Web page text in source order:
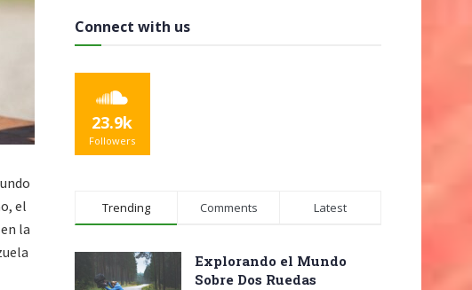
el
la
Connect with us
23.9k
Followers
Trending Comments Latest
Explorando el Mundo
Sobre Dos Ruedas